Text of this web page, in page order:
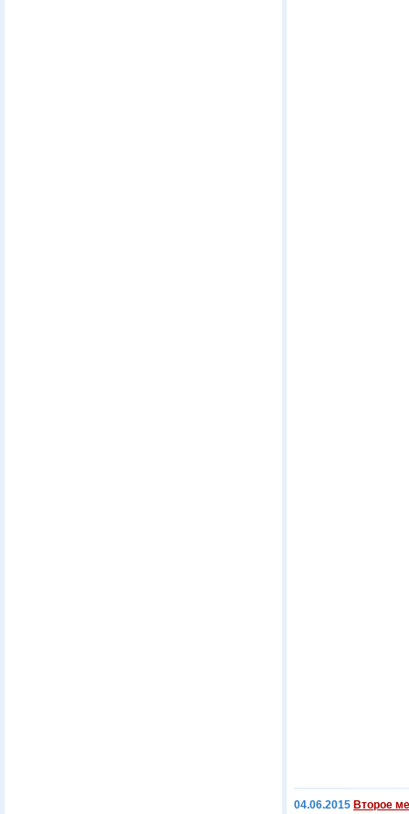
04.06.2015 Второе